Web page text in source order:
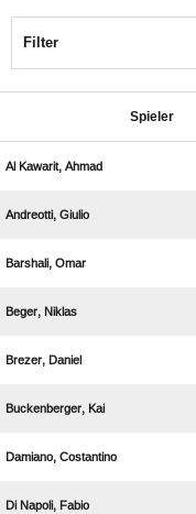
Filter
Spieler
  
 
 
 
 
 
 
  